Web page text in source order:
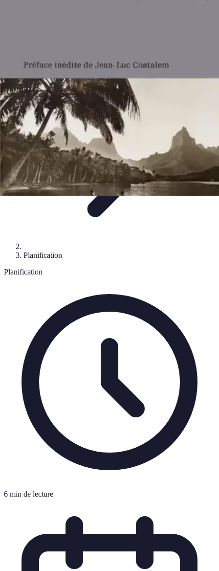
Planification
Planification
6 min de lecture